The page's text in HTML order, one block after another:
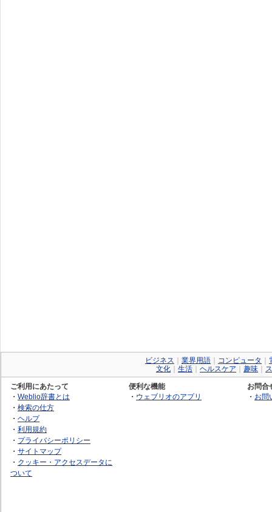
ビジネス 業界用語 コンピュータ
文化
生活 ヘルスケア 趣味
ご利用にあたって
・ Weblio辞書とは
・ 検索の仕方
・ ヘルプ
・ 利用規約
・ プライバシーポリシー
・ サイトマップ
・ クッキー・アクセスデータに
ついて
便利な機能
・ ウェブリオのアプリ
お問合
・ お問